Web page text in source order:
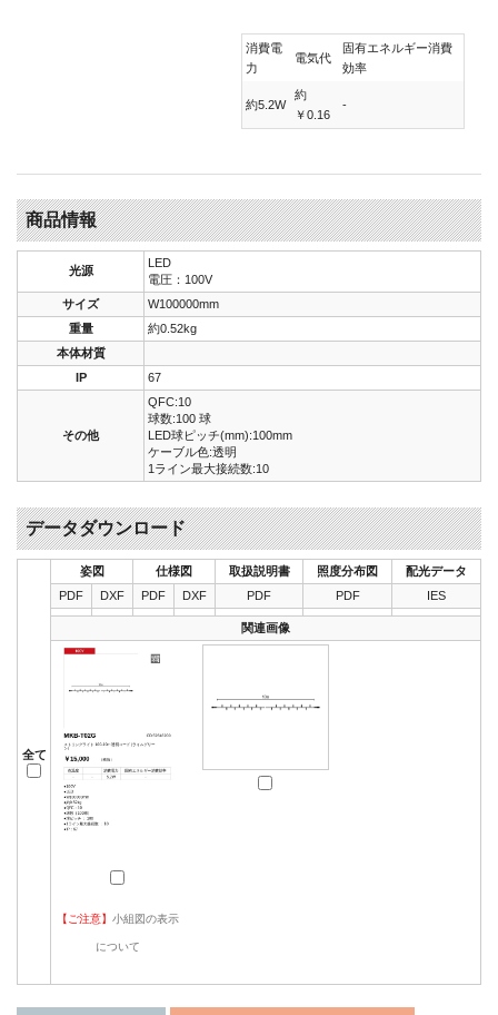
消費電
力
電気代
固有エネルギー消費
効率
約5.2W
約
￥0.16
-
商品情報
光源
LED
電圧：100V
サイズ
W100000mm
重量
約0.52kg
本体材質
IP
67
その他
QFC:10
球数:100 球
LED球ピッチ(mm):100mm
ケーブル色:透明
1ライン最大接続数:10
データダウンロード
全て
姿図 仕様図 取扱説明書 照度分布図
配光データ
PDF
DXF PDF DXF PDF PDF IES
関連画像
【ご注意】 小組図の表示
について